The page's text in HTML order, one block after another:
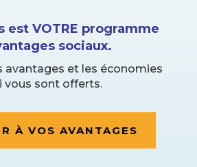
est VOTRE programme
sociaux.
avantages et les économies
vous sont offerts.
À VOS AVANTAGES